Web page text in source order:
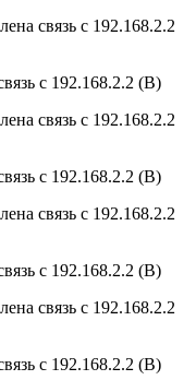
связь с 192.168.2.2
с 192.168.2.2 (B)
связь с 192.168.2.2
с 192.168.2.2 (B)
связь с 192.168.2.2
с 192.168.2.2 (B)
связь с 192.168.2.2
с 192.168.2.2 (B)